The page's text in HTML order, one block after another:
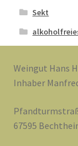
Sekt
Weingut Hans
Inhaber
67595